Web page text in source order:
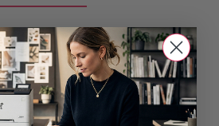
Möglichkeiten